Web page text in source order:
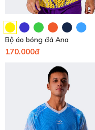
Bộ áo bóng đá Ana
170.000đ